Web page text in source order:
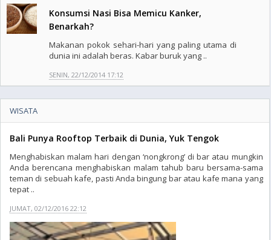
Konsumsi Nasi Bisa Memicu Kanker,
Benarkah?
Makanan pokok sehari-hari yang paling utama di
dunia ini adalah beras. Kabar buruk yang ..
SENIN, 22/12/2014 17:12
WISATA
Bali Punya Rooftop Terbaik di Dunia, Yuk Tengok
Menghabiskan malam hari dengan ‘nongkrong’ di bar atau mungkin
Anda berencana menghabiskan malam tahub baru bersama-sama
teman di sebuah kafe, pasti Anda bingung bar atau kafe mana yang
tepat ..
JUMAT, 02/12/2016 22:12